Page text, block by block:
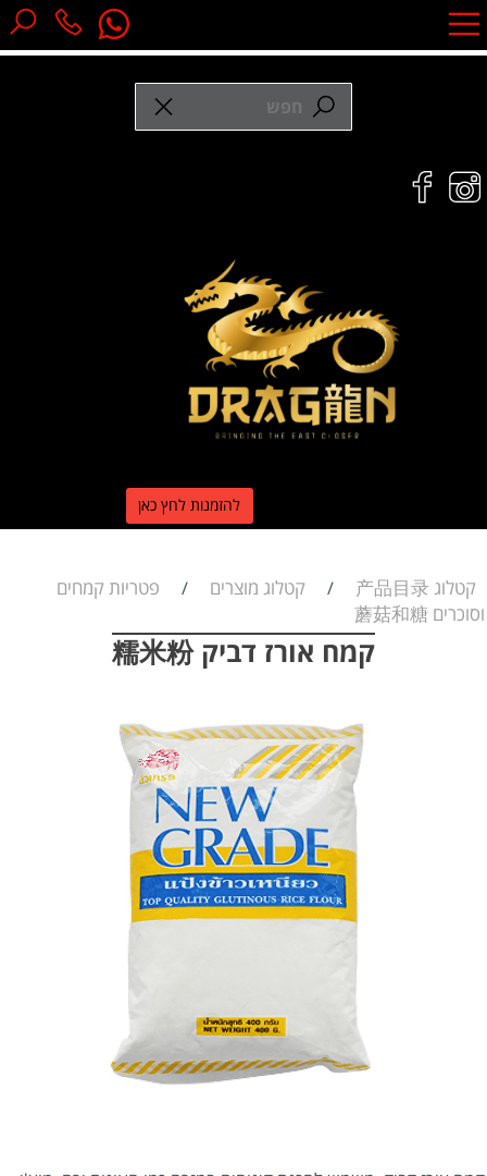
להזמנות לחץ כאן
קטלוג 产品目录 / קטלוג מוצרים /
פטריות קמחים
וסוכרים 蘑菇和糖
קמח אורז דביק 糯米粉